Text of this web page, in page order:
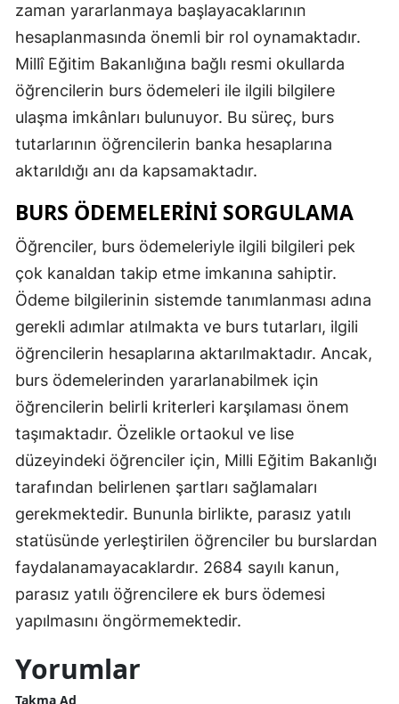
zaman yararlanmaya başlayacaklarının
hesaplanmasında önemli bir rol oynamaktadır.
Millî Eğitim Bakanlığına bağlı resmi okullarda
öğrencilerin burs ödemeleri ile ilgili bilgilere
ulaşma imkânları bulunuyor. Bu süreç, burs
tutarlarının öğrencilerin banka hesaplarına
aktarıldığı anı da kapsamaktadır.
BURS ÖDEMELERINI SORGULAMA
Öğrenciler, burs ödemeleriyle ilgili bilgileri pek
çok kanaldan takip etme imkanına sahiptir.
Ödeme bilgilerinin sistemde tanımlanması adına
gerekli adımlar atılmakta ve burs tutarları, ilgili
öğrencilerin hesaplarına aktarılmaktadır. Ancak,
burs ödemelerinden yararlanabilmek için
öğrencilerin belirli kriterleri karşılaması önem
taşımaktadır. Özelikle ortaokul ve lise
düzeyindeki öğrenciler için, Milli Eğitim Bakanlığı
tarafından belirlenen şartları sağlamaları
gerekmektedir. Bununla birlikte, parasız yatılı
statüsünde yerleştirilen öğrenciler bu burslardan
faydalanamayacaklardır. 2684 sayılı kanun,
parasız yatılı öğrencilere ek burs ödemesi
yapılmasını öngörmemektedir.
Yorumlar
Takma Ad